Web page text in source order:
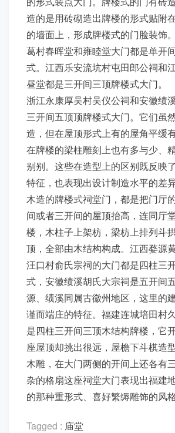
造的是用砖砌造出牌楼的形式贴附
的墙面上，形成牌楼式的门脸装饰
葛村春晖堂和雍睦堂大门都是单开
式。江西乐安流坑村屯田郎公祠和
昼堂都是三开间三顶牌楼式大门。
浙江永康厚吴村吴仪公祠和安徽绩
三开间五顶顶牌楼式大门。它们虽
造，但在屋顶形式上有的屋角平缓
在牌楼的梁柱雕刻上也有多与少、
别别。这些在造型上的区别既反映
特征，也表现出设计制造水平的差异
木造的牌楼式祠堂门，都是把门厅
间或者三开间的屋顶抬高，连同厅
楼，木柱子上架枋，梁枋上排列斗
顶，全部由木结构构成。江西婺源
汪口村俞氏宗祠的大门都是四柱三
式，安徽绩溪胡氏大宗祠是五开间
源、绩溪同属古徽州地区，这里的
谨而端庄的特征。福建连城培田村
是四柱三开间三顶木结构牌楼，它
座屋顶却挑出很远，屋檐下斗棋造
木雕，在大门两侧的开间上还各有
杂的格扇这座祠堂大门表现出福建
的那种重形式、喜好繁缛雕饰的风格
Tagged : 庙堂